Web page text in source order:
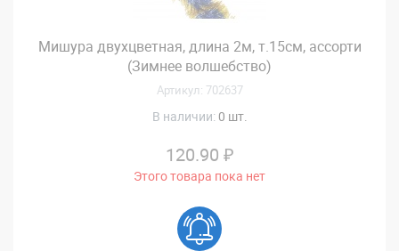
Мишура двухцветная, длина 2м, т.15см, ассорти
(Зимнее волшебство)
Артикул: 702637
В наличии: 0 шт.
120.90 ₽
Этого товара пока нет